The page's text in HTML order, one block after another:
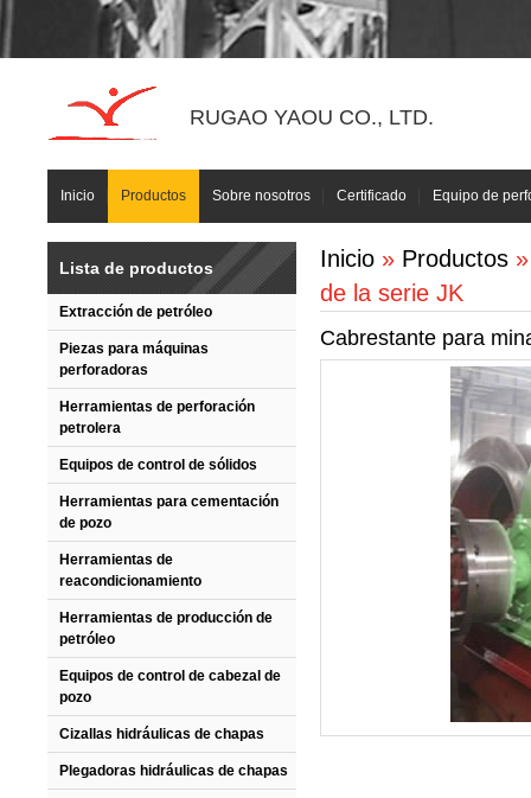
RUGAO YAOU CO., LTD.
Inicio Productos Sobre nosotros Certificado Equipo de
Lista de productos
Extracción de petróleo
Piezas para máquinas
perforadoras
Herramientas de perforación
petrolera
Equipos de control de sólidos
Herramientas para cementación
de pozo
Herramientas de
reacondicionamiento
Herramientas de producción de
petróleo
Equipos de control de cabezal de
pozo
Cizallas hidráulicas de chapas
Plegadoras hidráulicas de chapas
Inicio » Productos
de la serie JK
Cabrestante para